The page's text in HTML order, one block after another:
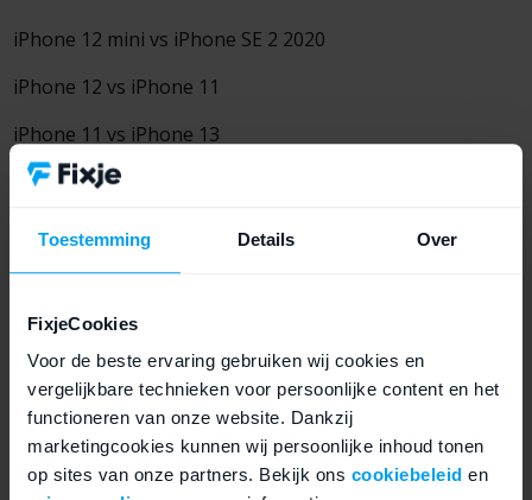
Toestemming Details Over
FixjeCookies
Voor de beste ervaring gebruiken wij cookies en
vergelijkbare technieken voor persoonlijke content en het
functioneren van onze website. Dankzij
marketingcookies kunnen wij persoonlijke inhoud tonen
op sites van onze partners. Bekijk ons cookiebeleid en
iPhone 12 mini vs iPhone SE 2 2020
iPhone 12 vs iPhone 11
iPhone 11 vs iPhone 13
iPhone 11 vs iPhone 11 Pro
iPhone XR vs iPhone 11
iPhone 8 vs iPhone 7
Alle iPhone aanbiedingen
De iPhone 11 is sneller dan de
iPhone XR